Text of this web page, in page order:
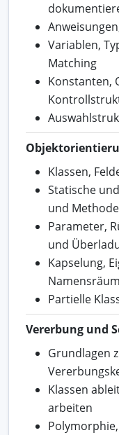
Variablen,
Matching
Konstanten,
Klassen,
Statische
und
Parameter,
und
Kapselung,
Partielle
Vererbung und
Grundlagen
Klassen
arbeiten